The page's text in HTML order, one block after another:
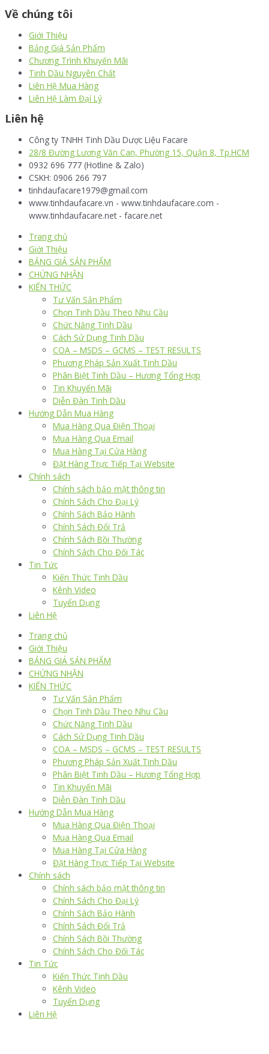
Về chúng tôi
Giới Thiệu
Bảng Giá Sản Phẩm
Chương Trình Khuyến Mãi
Tinh Dầu Nguyên Chất
Liên Hệ Mua Hàng
Liên Hệ Làm Đại Lý
Liên hệ
Công ty TNHH Tinh Dầu Dược Liệu Facare
28/8 Đường Lương Văn Can, Phường 15, Quận 8, Tp.HCM
0932 696 777 (Hotline & Zalo)
CSKH: 0906 266 797
tinhdaufacare1979@gmail.com
www.tinhdaufacare.vn - www.tinhdaufacare.com -
www.tinhdaufacare.net - facare.net
Trang chủ
Giới Thiệu
BẢNG GIÁ SẢN PHẨM
CHỨNG NHẬN
KIẾN THỨC
Tư Vấn Sản Phẩm
Chọn Tinh Dầu Theo Nhu Cầu
Chức Năng Tinh Dầu
Cách Sử Dụng Tinh Dầu
COA – MSDS – GCMS – TEST RESULTS
Phương Pháp Sản Xuất Tinh Dầu
Phân Biệt Tinh Dầu – Hương Tổng Hợp
Tin Khuyến Mãi
Diễn Đàn Tinh Dầu
Hướng Dẫn Mua Hàng
Mua Hàng Qua Điện Thoại
Mua Hàng Qua Email
Mua Hàng Tại Cửa Hàng
Đặt Hàng Trực Tiếp Tại Website
Chính sách
Chính sách bảo mật thông tin
Chính Sách Cho Đại Lý
Chính Sách Bảo Hành
Chính Sách Đổi Trả
Chính Sách Bồi Thường
Chính Sách Cho Đối Tác
Tin Tức
Kiến Thức Tinh Dầu
Kênh Video
Tuyển Dụng
Liên Hệ
Trang chủ
Giới Thiệu
BẢNG GIÁ SẢN PHẨM
CHỨNG NHẬN
KIẾN THỨC
Tư Vấn Sản Phẩm
Chọn Tinh Dầu Theo Nhu Cầu
Chức Năng Tinh Dầu
Cách Sử Dụng Tinh Dầu
COA – MSDS – GCMS – TEST RESULTS
Phương Pháp Sản Xuất Tinh Dầu
Phân Biệt Tinh Dầu – Hương Tổng Hợp
Tin Khuyến Mãi
Diễn Đàn Tinh Dầu
Hướng Dẫn Mua Hàng
Mua Hàng Qua Điện Thoại
Mua Hàng Qua Email
Mua Hàng Tại Cửa Hàng
Đặt Hàng Trực Tiếp Tại Website
Chính sách
Chính sách bảo mật thông tin
Chính Sách Cho Đại Lý
Chính Sách Bảo Hành
Chính Sách Đổi Trả
Chính Sách Bồi Thường
Chính Sách Cho Đối Tác
Tin Tức
Kiến Thức Tinh Dầu
Kênh Video
Tuyển Dụng
Liên Hệ